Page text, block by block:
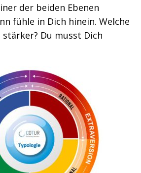
der beiden Ebenen
fühle in Dich hinein. Welche
Du musst Dich